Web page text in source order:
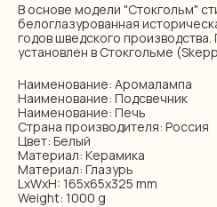
В основе модели "Стокгольм"
белоглазурованная
годов шведского
установлен в Стокгольме
Наименование: Аромалампа
Наименование: Подсвечник
Наименование: Печь
Страна производителя: Россия
Цвет: Белый
Материал: Керамика
Материал: Глазурь
LxWxH: 165x65x325 mm
Weight: 1000 g